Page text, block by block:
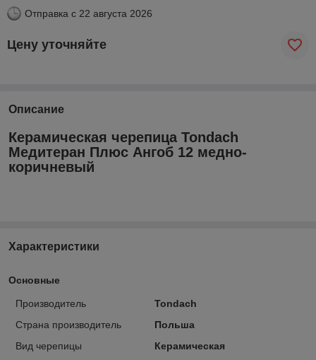
Отправка с 22 августа 2026
Цену уточняйте
Описание
Керамическая черепица Tondach
Медитеран Плюс Ангоб 12 медно-
коричневый
Характеристики
Основные
Производитель
Tondach
Страна производитель
Польша
Вид черепицы
Керамическая